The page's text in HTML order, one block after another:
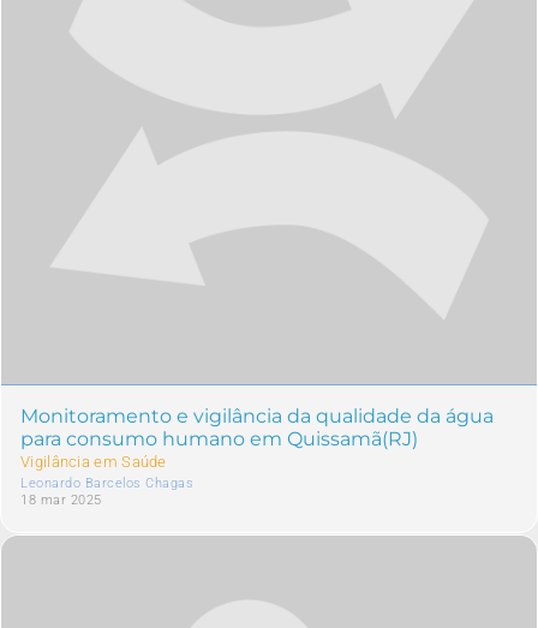
Monitoramento e vigilância da qualidade da água
para consumo humano em Quissamã(RJ)
Vigilância em Saúde
Leonardo Barcelos Chagas
18 mar 2025